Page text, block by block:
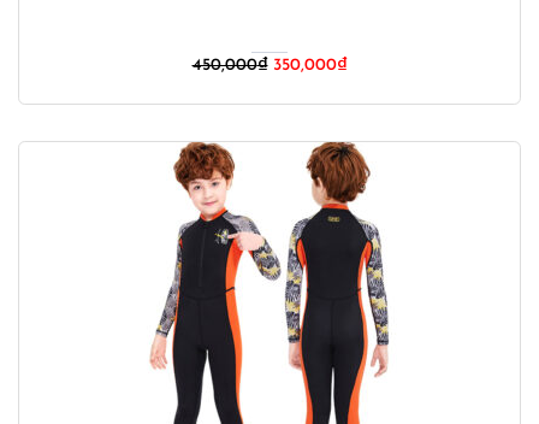
450,000₫ Giá
450,000₫.
350,000₫Giá
là:
350,000₫.